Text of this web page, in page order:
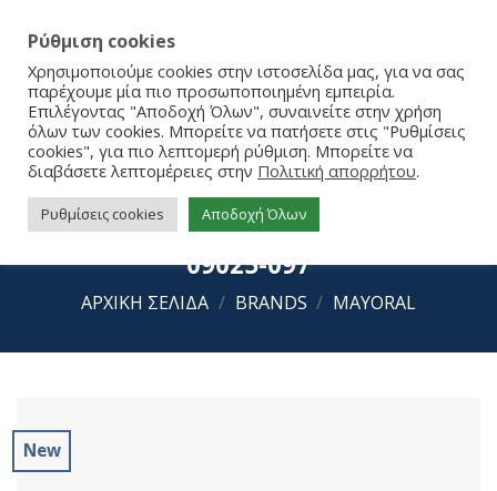
Mayoral Κουβέρτα Aγκαλιάς 26-
09025-097
ΑΡΧΙΚΉ ΣΕΛΊΔΑ / BRANDS / MAYORAL
New
Ρύθμιση cookies
Χρησιμοποιούμε cookies στην ιστοσελίδα μας, για να σας
παρέχουμε μία πιο προσωποποιημένη εμπειρία.
Επιλέγοντας "Αποδοχή Όλων", συναινείτε στην χρήση
όλων των cookies. Μπορείτε να πατήσετε στις "Ρυθμίσεις
cookies", για πιο λεπτομερή ρύθμιση. Μπορείτε να
διαβάσετε λεπτομέρειες στην Πολιτική απορρήτου.
Ρυθμίσεις cookies Αποδοχή Όλων